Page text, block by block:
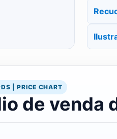
| PRICE CHART
de venda